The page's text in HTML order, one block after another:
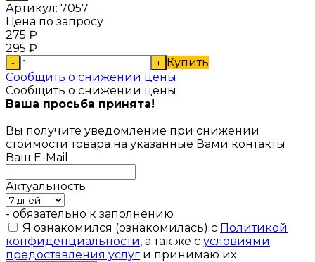
Артикул: 7057
Цена по запросу
275 ₽
295 ₽
- + Купить
Сообщить о снижении цены
Сообщить о снижении цены
Ваша просьба принята!
Вы получите уведомление при снижении
стоимости товара на указанные Вами контакты
Ваш E-Mail
Актуальность
- обязательно к заполнению
Я ознакомился (ознакомилась) с Политикой
конфиденциальности, а так же с условиями
предоставления услуг и принимаю их